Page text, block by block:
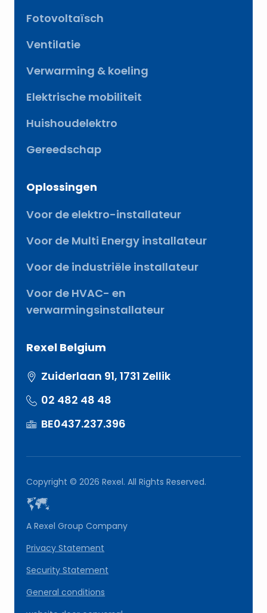
Fotovoltaïsch
Ventilatie
Verwarming & koeling
Elektrische mobiliteit
Huishoudelektro
Gereedschap
Oplossingen
Voor de elektro-installateur
Voor de Multi Energy installateur
Voor de industriële installateur
Voor de HVAC- en
verwarmingsinstallateur
Rexel Belgium
Zuiderlaan 91, 1731 Zellik
02 482 48 48
BE0437.237.396
Copyright © 2026 Rexel. All Rights Reserved.
A Rexel Group Company
Privacy Statement
Security Statement
General conditions